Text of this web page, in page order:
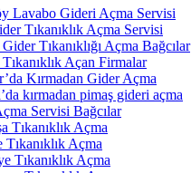
Lavabo Gideri Açma Servisi
Tıkanıklık Açma Servisi
Tıkanıklığı Açma Bağcılar
Açan Firmalar
Kırmadan Gider Açma
kırmadan pimaş gideri açma
Servisi Bağcılar
Tıkanıklık Açma
Tıkanıklık Açma
Tıkanıklık Açma